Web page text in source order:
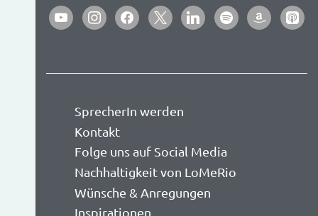
youtubeinstagramfacebook
x linkedinspotifyamazonapple-
SprecherIn werden
Kontakt
Folge uns auf Social Media
Nachhaltigkeit von LoMeRio
Wünsche & Anregungen
Inspirationen